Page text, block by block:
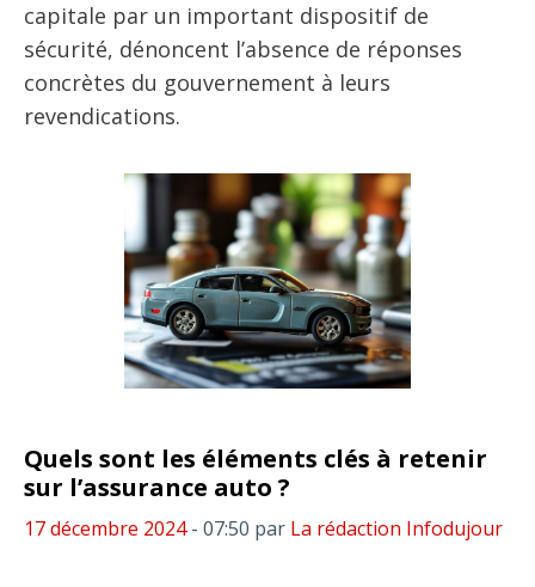
capitale par un important dispositif de
sécurité, dénoncent l’absence de réponses
concrètes du gouvernement à leurs
revendications.
Quels sont les éléments clés à retenir
sur l’assurance auto ?
17 décembre 2024- 07:50 par La rédaction Infodujour